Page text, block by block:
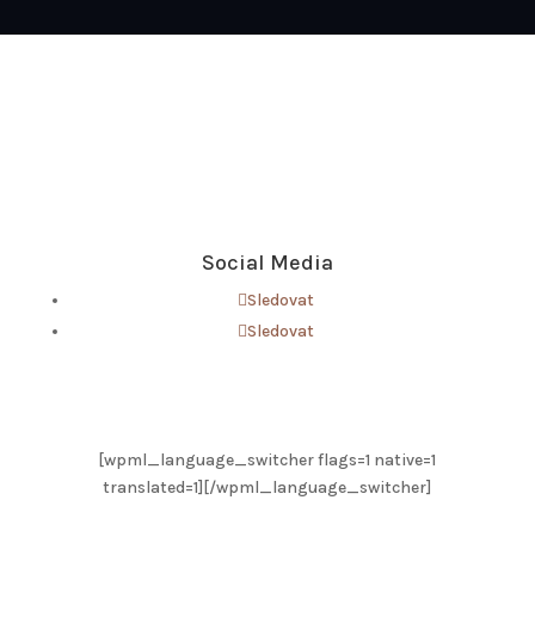
Social Media
Sledovat
Sledovat
[wpml_language_switcher flags=1 native=1
translated=1][/wpml_language_switcher]